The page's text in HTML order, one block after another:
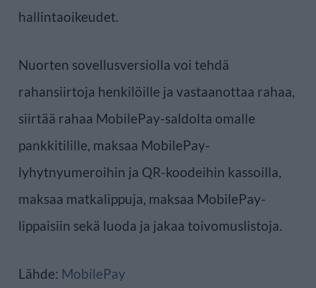
hallintaoikeudet.
Nuorten sovellusversiolla voi tehdä
rahansiirtoja henkilöille ja vastaanottaa rahaa,
siirtää rahaa MobilePay-saldolta omalle
pankkitilille, maksaa MobilePay-
lyhytnyumeroihin ja QR-koodeihin kassoilla,
maksaa matkalippuja, maksaa MobilePay-
lippaisiin sekä luoda ja jakaa toivomuslistoja.
Lähde: MobilePay